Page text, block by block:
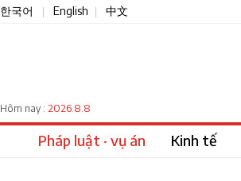
한국어 English 中文
Hôm nay : 2026.8.8
Pháp luật · vụ án Kinh tế